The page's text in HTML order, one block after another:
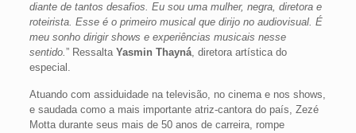
diante de tantos desafios. Eu sou uma mulher, negra, diretora e
roteirista. Esse é o primeiro musical que dirijo no audiovisual. É
meu sonho dirigir shows e experiências musicais nesse
sentido.” Ressalta Yasmin Thayná, diretora artística do
especial.
Atuando com assiduidade na televisão, no cinema e nos shows,
e saudada como a mais importante atriz-cantora do país, Zezé
Motta durante seus mais de 50 anos de carreira, rompe